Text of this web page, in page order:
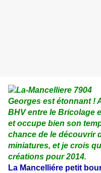
Georges est étonnant !
BHV entre le Bricolage
et occupe bien son
chance de le découvrir
miniatures, et je crois
créations pour 2014.
La Mancelliére petit